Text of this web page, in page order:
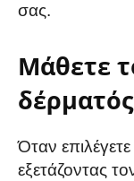
σας.
Μάθετε
Όταν
εξετάζοντας